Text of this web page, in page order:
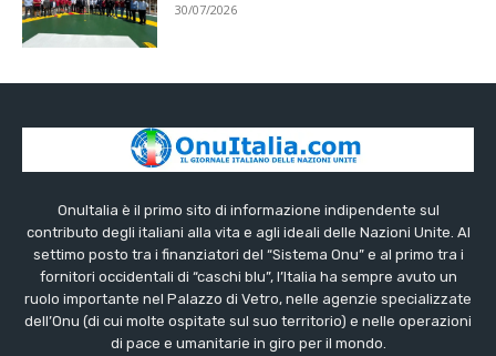
30/07/2026
OnuItalia è il primo sito di informazione indipendente sul
contributo degli italiani alla vita e agli ideali delle Nazioni Unite. Al
settimo posto tra i finanziatori del “Sistema Onu” e al primo tra i
fornitori occidentali di “caschi blu”, l’Italia ha sempre avuto un
ruolo importante nel Palazzo di Vetro, nelle agenzie specializzate
dell’Onu (di cui molte ospitate sul suo territorio) e nelle operazioni
di pace e umanitarie in giro per il mondo.